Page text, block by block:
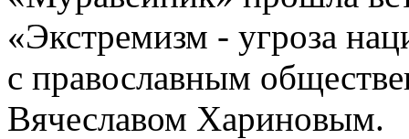
«Экстремизм - угроза
с православным
Вячеславом Хариновым.